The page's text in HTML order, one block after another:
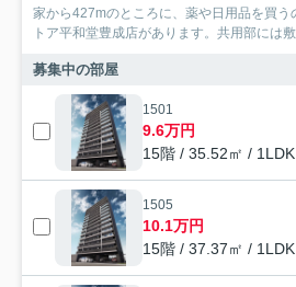
家から427mのところに、薬や日用品を買う
トア平和堂豊成店があります。共用部には
募集中の部屋
1501
9.6万円
15階 / 35.52㎡ / 1LDK
1505
10.1万円
15階 / 37.37㎡ / 1LDK